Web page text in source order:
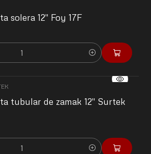
solera 12" Foy 17F
tubular de zamak 12" Surtek